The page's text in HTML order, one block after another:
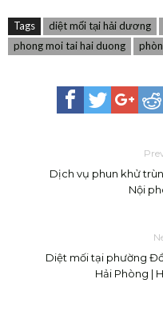
Tags diệt mối tại hải dương
phong moi tai hai duong
Dịch vụ phun khử
Nội
Diệt mối tại phường
Hải Phòng |